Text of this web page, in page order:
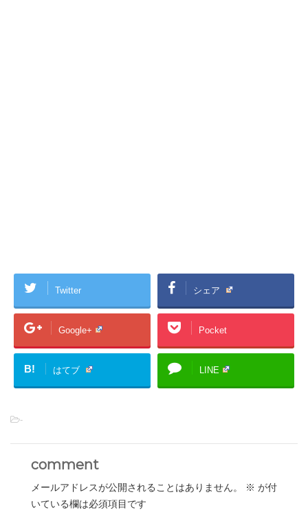
Twitter シェア
Google+ Pocket
B! はてブ LINE
-
comment
メールアドレスが公開されることはありません。 ※ が付
いている欄は必須項目です